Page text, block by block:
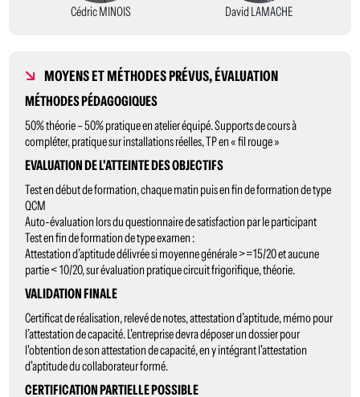
Cédric MINOIS David LAMACHE
MOYENS ET MÉTHODES PRÉVUS, ÉVALUATION
MÉTHODES PÉDAGOGIQUES
50% théorie – 50% pratique en atelier équipé. Supports de cours à
compléter, pratique sur installations réelles, TP en « fil rouge »
EVALUATION DE L'ATTEINTE DES OBJECTIFS
Test en début de formation, chaque matin puis en fin de formation de type
QCM
Auto-évaluation lors du questionnaire de satisfaction par le participant
Test en fin de formation de type examen :
Attestation d’aptitude délivrée si moyenne générale >=15/20 et aucune
partie < 10/20, sur évaluation pratique circuit frigorifique, théorie.
VALIDATION FINALE
Certificat de réalisation, relevé de notes, attestation d’aptitude, mémo pour
l’attestation de capacité. L'entreprise devra déposer un dossier pour
l'obtention de son attestation de capacité, en y intégrant l'attestation
d'aptitude du collaborateur formé.
CERTIFICATION PARTIELLE POSSIBLE